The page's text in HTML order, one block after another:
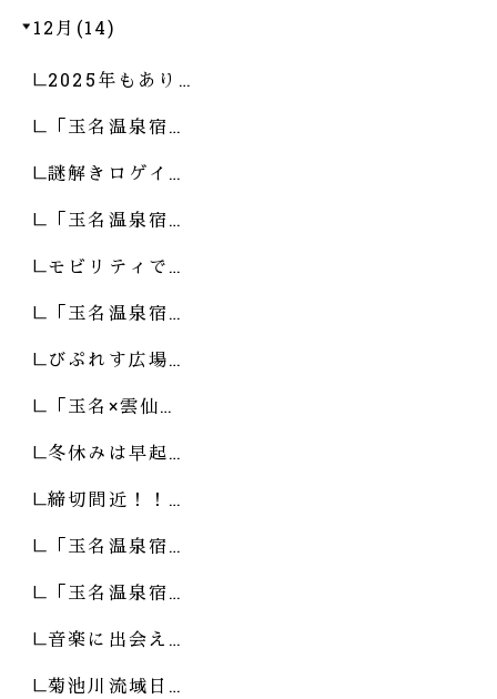
12月(14)
2025年もあり…
「玉名温泉宿…
謎解きロゲイ…
「玉名温泉宿…
モビリティで…
「玉名温泉宿…
びぷれす広場…
「玉名×雲仙…
冬休みは早起…
締切間近！！…
「玉名温泉宿…
「玉名温泉宿…
音楽に出会え…
菊池川流域日…